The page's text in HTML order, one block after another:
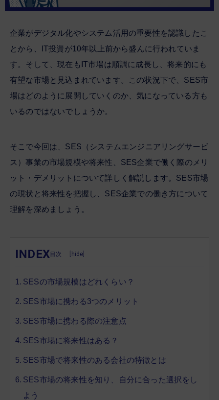
企業がデジタル化やシステム活用の重要性を認識したこ
とから、IT投資が10年以上前から盛んに行われていま
す。そして、現在もIT市場は順調に成長し、将来的にも
有望な市場と見込まれています。この状況下で、SES市
場はどのように展開していくのか、気になっている方も
いるのではないでしょうか。
そこで今回は、SES（システムエンジニアリングサービ
ス）事業の市場規模や将来性、SES企業で働く際のメリ
ット・デメリットについて詳しく解説します。SES市場
の現状と将来性を把握し、SES企業での働き方について
理解を深めましょう。
INDEX hide
SESの市場規模はどれくらい？
SES市場に携わる3つのメリット
SES市場に携わる際の注意点
SES市場に将来性はある？
SES市場で将来性のある会社の特徴とは
SES市場の将来性を知り、自分に合った選択をし
よう